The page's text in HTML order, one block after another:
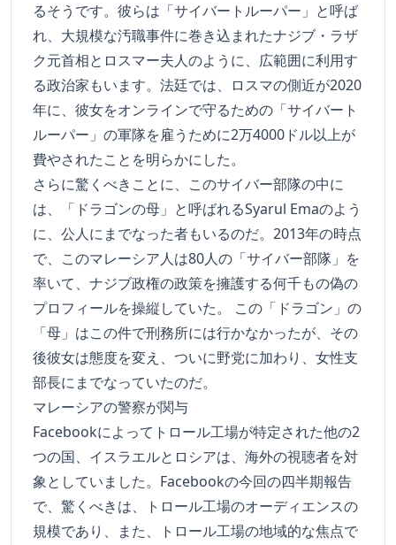
るそうです。彼らは「サイバートルーパー」と呼ば
れ、大規模な汚職事件に巻き込まれたナジブ・ラザ
ク元首相とロスマー夫人のように、広範囲に利用す
る政治家もいます。法廷では、ロスマの側近が2020
年に、彼女をオンラインで守るための「サイバート
ルーパー」の軍隊を雇うために2万4000ドル以上が
費やされたことを明らかにした。
さらに驚くべきことに、このサイバー部隊の中に
は、「ドラゴンの母」と呼ばれるSyarul Emaのよう
に、公人にまでなった者もいるのだ。2013年の時点
で、このマレーシア人は80人の「サイバー部隊」を
率いて、ナジブ政権の政策を擁護する何千もの偽の
プロフィールを操縦していた。 この「ドラゴン」の
「母」はこの件で刑務所には行かなかったが、その
後彼女は態度を変え、ついに野党に加わり、女性支
部長にまでなっていたのだ。
マレーシアの警察が関与
Facebookによってトロール工場が特定された他の2
つの国、イスラエルとロシアは、海外の視聴者を対
象としていました。Facebookの今回の四半期報告
で、驚くべきは、トロール工場のオーディエンスの
規模であり、また、トロール工場の地域的な焦点で